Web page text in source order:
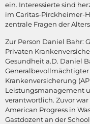
ein. Interessierte sind
im Caritas-Pirckheimer-
zentrale Fragen der
Zur Person Daniel Bahr:
Privaten
Gesundheit a.D. Daniel
Krankenversicherung
Leistungsmanagement
verantwortlich. Zuvor
American Progress in
Gastdozent an der